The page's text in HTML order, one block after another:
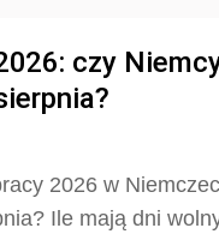
czy
2026 w
Ile mają dni